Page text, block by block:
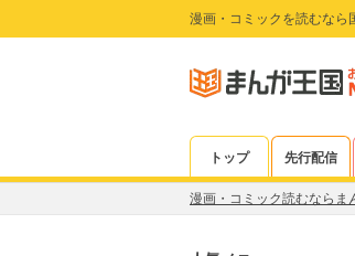
漫画・コミックを読むなら
トップ 先行配信
漫画・コミック読むならま